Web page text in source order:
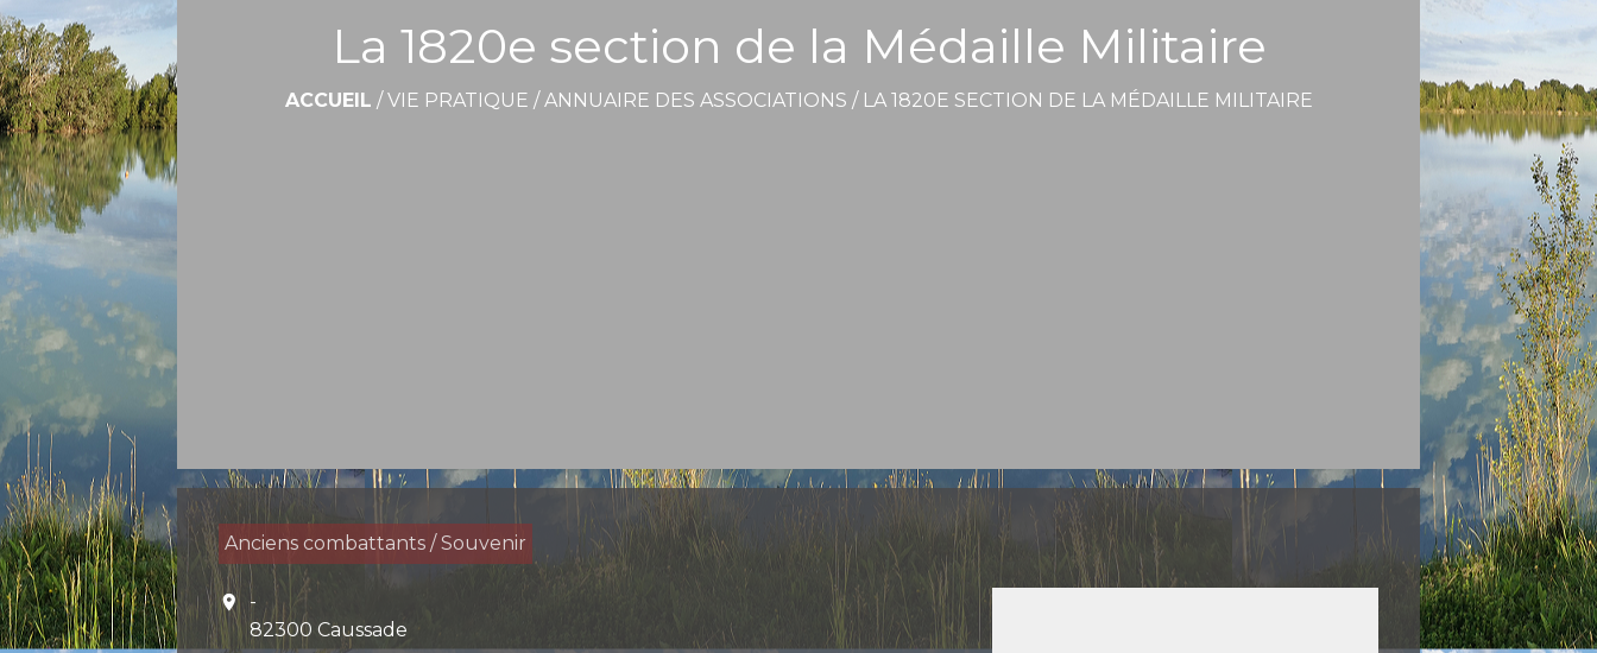
La 1820e section de la Médaille Militaire
ACCUEIL /VIE PRATIQUE /ANNUAIRE DES ASSOCIATIONS / LA 1820E SECTION DE LA MÉDAILLE MILITAIRE
Anciens combattants / Souvenir
location_on
-
82300 Caussade